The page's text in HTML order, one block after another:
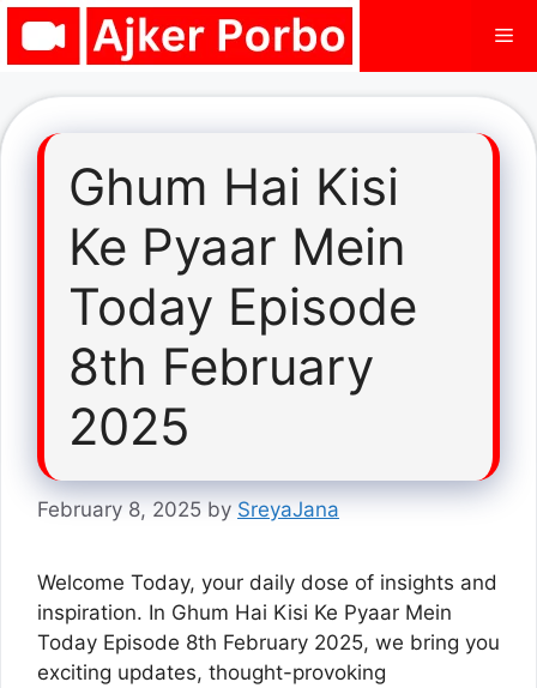
Skip
Ghum Hai Kisi
Ke Pyaar Mein
Today Episode
8th February
2025
February 8, 2025 by SreyaJana
Welcome Today, your daily dose of insights and
inspiration. In Ghum Hai Kisi Ke Pyaar Mein
Today Episode 8th February 2025, we bring you
exciting updates, thought-provoking